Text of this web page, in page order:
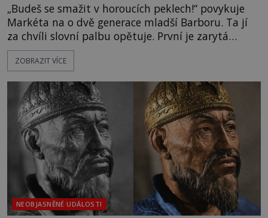
„Budeš se smažit v horoucích peklech!“ povykuje
Markéta na o dvě generace mladší Barboru. Ta jí
za chvíli slovní palbu opětuje. První je zarytá
katolička, druhá přesvědčená kališnice. A každá z
nich se usídlí na jedné z věží slavného hradu
mezi vůdce protihusitského boje. Za manželku má
skutečně jistou
ZOBRAZIT VÍCE
NEOBJASNĚNÉ UDÁLOSTI